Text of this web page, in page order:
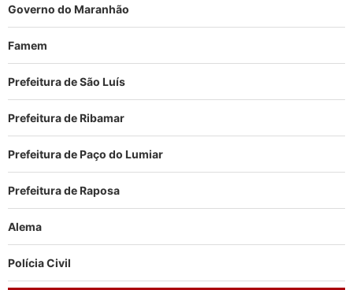
Governo do Maranhão
Famem
Prefeitura de São Luís
Prefeitura de Ribamar
Prefeitura de Paço do Lumiar
Prefeitura de Raposa
Alema
Polícia Civil